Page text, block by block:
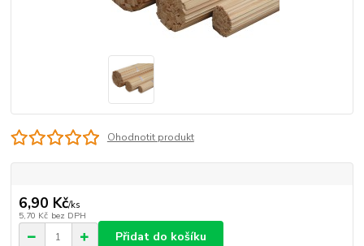
Ohodnotit produkt
6,90 Kč/ks
5,70 Kč bez DPH
Přidat do košíku